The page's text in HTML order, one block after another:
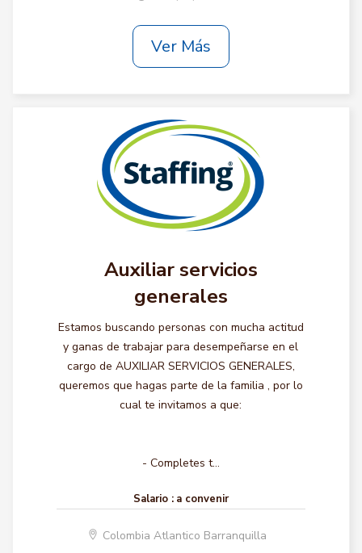
Ver Más
Auxiliar servicios
generales
Estamos buscando personas con mucha actitud
y ganas de trabajar para desempeñarse en el
cargo de AUXILIAR SERVICIOS GENERALES,
queremos que hagas parte de la familia , por lo
cual te invitamos a que:
- Completes t...
Salario : a convenir
Colombia Atlantico Barranquilla